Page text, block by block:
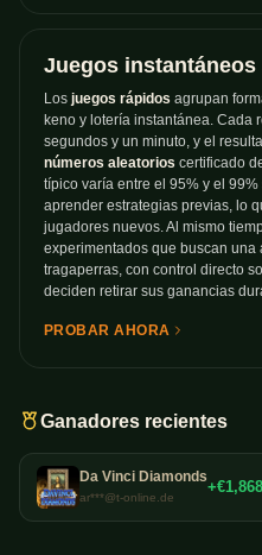
Juegos
Los juegos rápidos agrupan
keno y lotería instantánea. Cada
segundos y un minuto, y el
números aleatorios certificado
típico varía entre el 95% y el
aprender estrategias previas, lo
jugadores nuevos. Al mismo
experimentados que buscan
tragaperras, con control directo
deciden retirar sus ganancias
PROBAR AHORA
Ganadores recientes
Da Vinci Diamonds
ar***@t-online.de
+€1,868